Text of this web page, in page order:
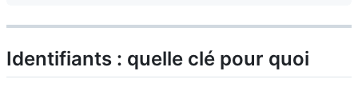
Identifiants : quelle clé pour quoi